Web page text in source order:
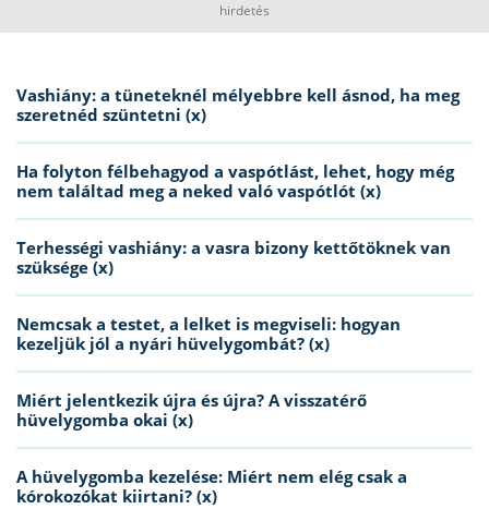
hirdetés
Vashiány: a tüneteknél mélyebbre kell ásnod, ha meg
szeretnéd szüntetni (x)
Ha folyton félbehagyod a vaspótlást, lehet, hogy még
nem találtad meg a neked való vaspótlót (x)
Terhességi vashiány: a vasra bizony kettőtöknek van
szüksége (x)
Nemcsak a testet, a lelket is megviseli: hogyan
kezeljük jól a nyári hüvelygombát? (x)
Miért jelentkezik újra és újra? A visszatérő
hüvelygomba okai (x)
A hüvelygomba kezelése: Miért nem elég csak a
kórokozókat kiirtani? (x)